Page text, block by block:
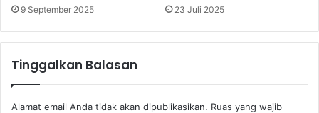
9 September 2025 23 Juli 2025
Tinggalkan Balasan
Alamat email Anda tidak akan dipublikasikan. Ruas yang wajib